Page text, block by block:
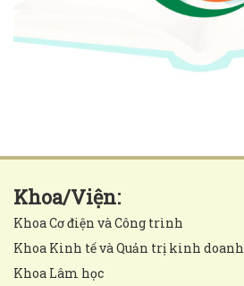
Khoa/Viện:
Khoa Cơ điện và Công trình
Khoa Kinh tế và Quản trị kinh doanh
Khoa Lâm học